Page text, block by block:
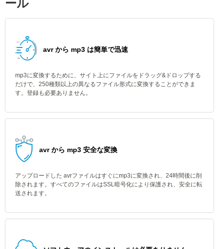
ール
avr から mp3 は簡単で迅速
mp3に変換するために、サイト上にファイルをドラッグ&ドロップする
だけで、250種類以上の異なるファイル形式に変換することができま
す。登録も必要ありません。
avr から mp3 安全な変換
アップロードした avrファイルはすぐにmp3に変換され、24時間後に削
除されます。すべてのファイルはSSL暗号化により保護され、安全に転
送されます。